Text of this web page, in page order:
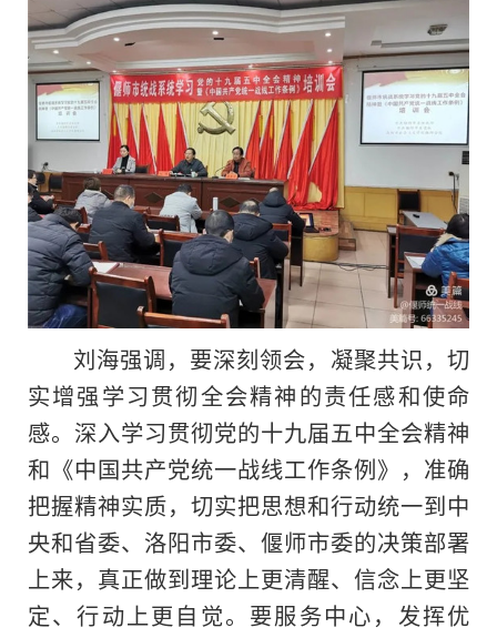
刘海强调，要深刻领会，凝聚共识，切
实增强学习贯彻全会精神的责任感和使命
感。深入学习贯彻党的十九届五中全会精神
和《中国共产党统一战线工作条例》，准确
把握精神实质，切实把思想和行动统一到中
央和省委、洛阳市委、偃师市委的决策部署
上来，真正做到理论上更清醒、信念上更坚
定、行动上更自觉。要服务中心，发挥优